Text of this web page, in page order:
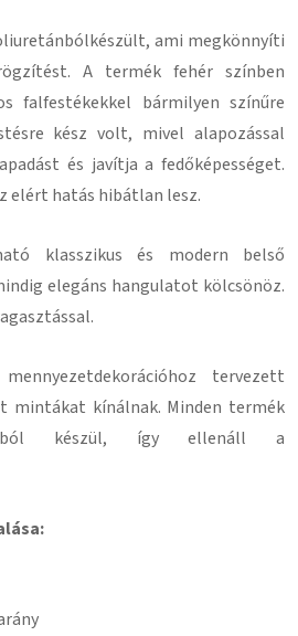
készült, ami megkönnyíti
A termék fehér színben
falfestékekkel bármilyen színűre
kész volt, mivel alapozással
és javítja a fedőképességet.
elért hatás hibátlan lesz.
klasszikus és modern belső
elegáns hangulatot kölcsönöz.
.
tervezett
mintákat kínálnak. Minden termék
készül, így ellenáll a